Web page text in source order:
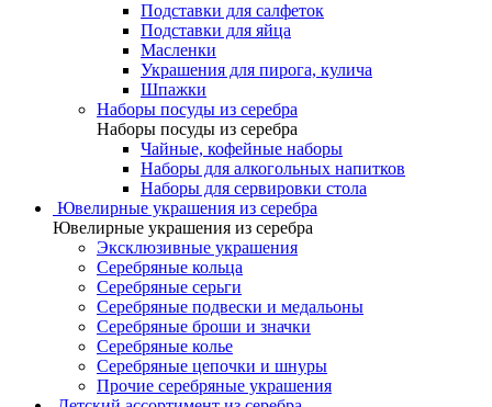
Подставки для салфеток
Подставки для яйца
Масленки
Украшения для пирога, кулича
Шпажки
Наборы посуды из серебра
Наборы посуды из серебра
Чайные, кофейные наборы
Наборы для алкогольных напитков
Наборы для сервировки стола
Ювелирные украшения из серебра
Ювелирные украшения из серебра
Эксклюзивные украшения
Серебряные кольца
Серебряные серьги
Серебряные подвески и медальоны
Серебряные броши и значки
Серебряные колье
Серебряные цепочки и шнуры
Прочие серебряные украшения